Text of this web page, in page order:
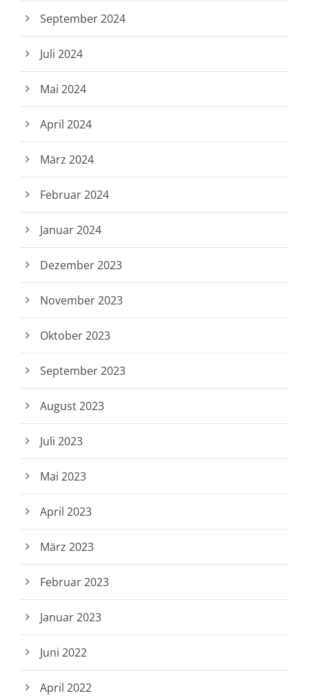
September 2024
Juli 2024
Mai 2024
April 2024
März 2024
Februar 2024
Januar 2024
Dezember 2023
November 2023
Oktober 2023
September 2023
August 2023
Juli 2023
Mai 2023
April 2023
März 2023
Februar 2023
Januar 2023
Juni 2022
April 2022